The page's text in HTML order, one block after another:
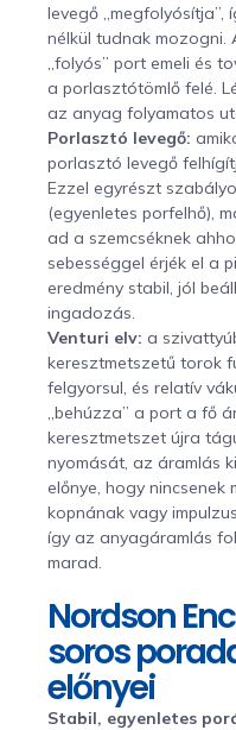
levegő
nélkül tudnak
„folyós” port emeli és
a porlasztótömlő felé.
az anyag folyamatos
Porlasztó levegő:
porlasztó levegő
Ezzel egyrészt
(egyenletes porfelhő),
ad a szemcséknek
sebességgel érjék el a
eredmény stabil, jól
ingadozás.
Venturi elv: a
keresztmetszetű torok
felgyorsul, és relatív
„behúzza” a port a fő
keresztmetszet újra
nyomását, az áramlás
előnye, hogy
kopnának vagy
így az anyagáramlás
marad.
Nordson
soros
előnyei
Stabil, egyenletes